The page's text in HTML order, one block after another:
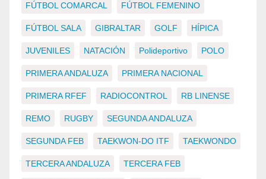
FÚTBOL COMARCAL FÚTBOL FEMENINO
FÚTBOL SALA GIBRALTAR GOLF HÍPICA
JUVENILES NATACIÓN Polideportivo POLO
PRIMERA ANDALUZA PRIMERA NACIONAL
PRIMERA RFEF RADIOCONTROL RB LINENSE
REMO RUGBY SEGUNDA ANDALUZA
SEGUNDA FEB TAEKWON-DO ITF TAEKWONDO
TERCERA ANDALUZA TERCERA FEB